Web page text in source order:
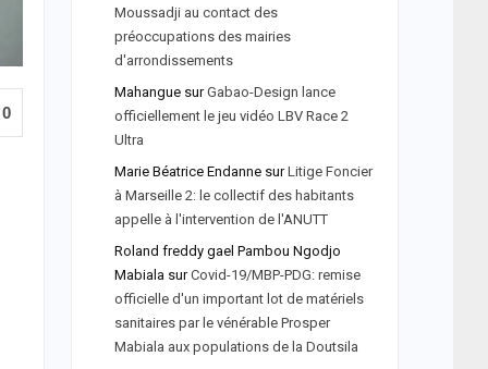
0
Moussadji au contact des
préoccupations des mairies
d'arrondissements
MahanguesurGabao-Design lance
officiellement le jeu vidéo LBV Race 2
Ultra
Marie Béatrice EndannesurLitige Foncier
à Marseille 2: le collectif des habitants
appelle à l'intervention de l'ANUTT
Roland freddy gael Pambou Ngodjo
MabialasurCovid-19/MBP-PDG: remise
officielle d'un important lot de matériels
sanitaires par le vénérable Prosper
Mabiala aux populations de la Doutsila